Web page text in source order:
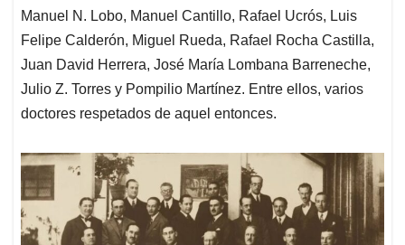
Manuel N. Lobo, Manuel Cantillo, Rafael Ucrós, Luis
Felipe Calderón, Miguel Rueda, Rafael Rocha Castilla,
Juan David Herrera, José María Lombana Barreneche,
Julio Z. Torres y Pompilio Martínez. Entre ellos, varios
doctores respetados de aquel entonces.